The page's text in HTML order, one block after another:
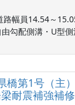
路幅員14.54～
勾配側溝・U型側
橋第1号（主
梁耐震補強補